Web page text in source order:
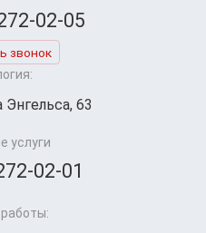
02-05
звонок
63
услуги
02-01